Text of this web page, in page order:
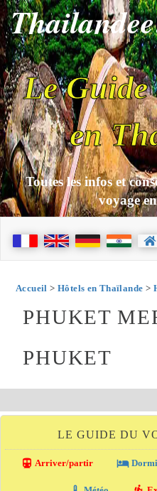
Le Guide
en
Toutes les infos et
voyage
Accueil > Hôtels en Thaïlande >
PHUKET
PHUKET
LE GUIDE DU
directions_transit Arriver/partir local_hotel